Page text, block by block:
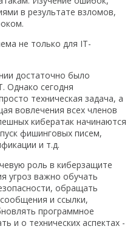
в результате взломов,
не только для IT-
достаточно было
Однако сегодня
техническая задача, а
вовлечения всех членов
кибератак начинаются
фишинговых писем,
и т.д.
роль в киберзащите
угроз важно обучать
обращать
и ссылки,
программное
и о технических аспектах -